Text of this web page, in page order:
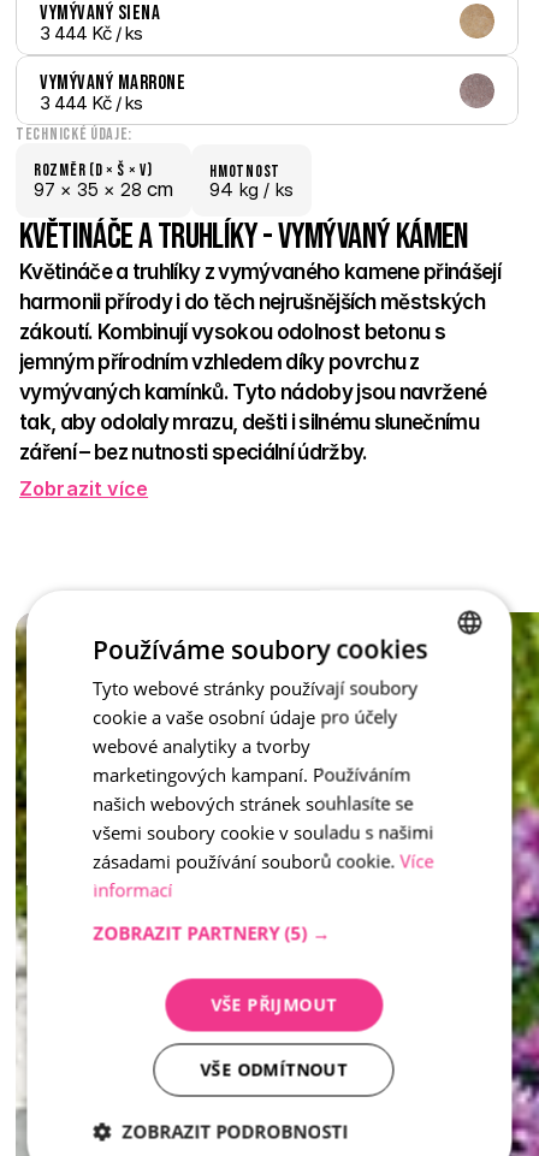
Vymývaný Siena
3 444 Kč / ks
Vymývaný Marrone
3 444 Kč / ks
Technické údaje:
Rozměr (D × š × V)
97 × 35 × 28 cm
hmotnost
94 kg / ks
Květináče a truhlíky - Vymývaný kámen
Květináče a truhlíky z vymývaného kamene přinášejí
harmonii přírody i do těch nejrušnějších městských
zákoutí. Kombinují vysokou odolnost betonu s
jemným přírodním vzhledem díky povrchu z
vymývaných kamínků. Tyto nádoby jsou navržené
tak, aby odolaly mrazu, dešti i silnému slunečnímu
záření – bez nutnosti speciální údržby.
Ideální pro osázení květinami, bylinkami i okrasnými dřevinami.
velikostem se snadno kombinují s dalšími prvky městského
mobiliáře nebo zahradní architektury.
Stylové, pevné a nadčasové – takové jsou květináče z
vymývaného kamene.
Zobrazit více
inspirace - Vymývaný kámen
CZECH
Používáme soubory cookies
Tyto webové stránky používají soubory
cookie a vaše osobní údaje pro účely
webové analytiky a tvorby
marketingových kampaní. Používáním
našich webových stránek souhlasíte se
všemi soubory cookie v souladu s našimi
zásadami používání souborů cookie. Více
informací
ZOBRAZIT PARTNERY (5) →
VŠE PŘIJMOUT
VŠE ODMÍTNOUT
ZOBRAZIT PODROBNOSTI